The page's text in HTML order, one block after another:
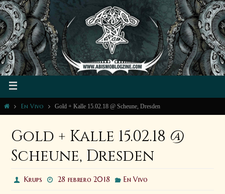
En Vivo Gold + Kalle 15.02.18 @ Scheune, Dresden
Gold + Kalle 15.02.18 @
Scheune, Dresden
Krups 28 febrero 2018 En Vivo